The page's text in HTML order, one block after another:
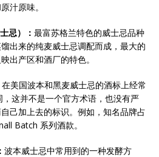
汁原味。
忌）： 最富苏格兰特色的威士忌品种
出来的纯麦威士忌调配而成，最大的
出产区和酒厂的特色。
在美国波本和黑麦威士忌的酒标上经常
这并不是一个官方术语，也没有严
己加上去的标识。例如，知名品牌占
Batch 系列酒款。
波本威士忌中常用到的一种发酵方